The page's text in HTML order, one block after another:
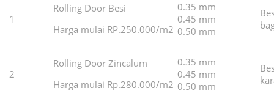
1
Rolling Door Besi
Harga mulai RP.250.000/m2
0.35 mm
0.45 mm
0.50 mm
2
Rolling Door Zincalum
Harga mulai Rp.280.000/m2
0.35 mm
0.45 mm
0.50 mm